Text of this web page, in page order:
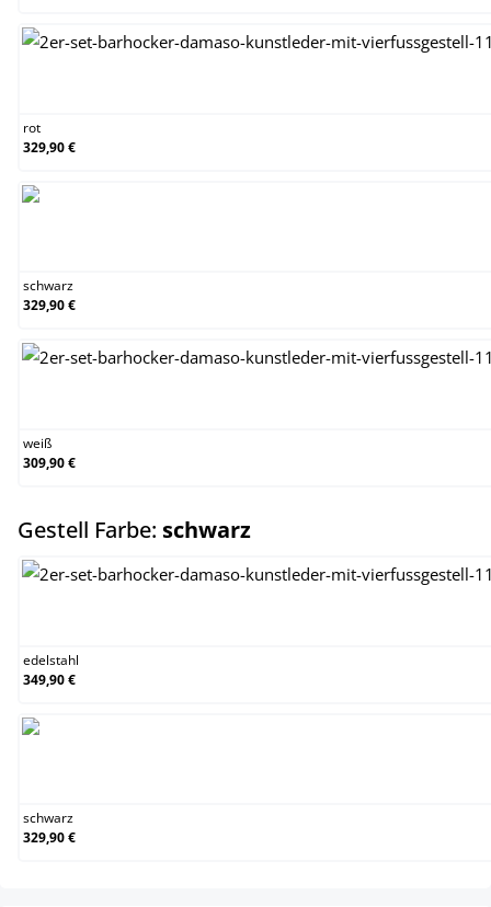
rot
329,90 €
schwarz
329,90 €
weiß
309,90 €
Gestell Farbe: schwarzauswählen
edelstahl
349,90 €
schwarz
329,90 €